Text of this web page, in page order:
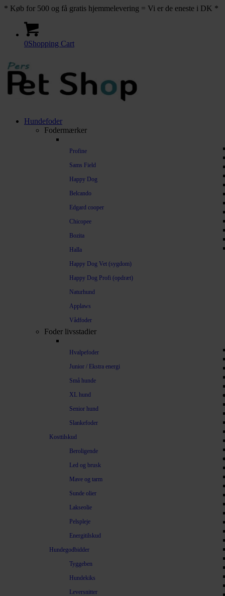
* Køb for 500 og få gratis hjemmelevering = Vi er de eneste i DK *
0Shopping Cart
Hundefoder
Fodermærker
Profine
Sams Field
Happy Dog
Belcando
Edgard cooper
Chicopee
Bozita
Halla
Happy Dog Vet (sygdom)
Happy Dog Profi (opdræt)
Naturhund
Applaws
Vådfoder
Foder livsstadier
Hvalpefoder
Junior / Ekstra energi
Små hunde
XL hund
Senior hund
Slankefoder
Kosttilskud
Beroligende
Led og brusk
Mave og tarm
Sunde olier
Lakseolie
Pelspleje
Energitilskud
Hundegodbidder
Tyggeben
Hundekiks
Leversnitter